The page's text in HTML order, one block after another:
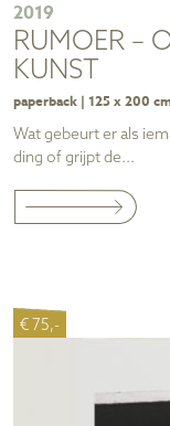
2019
RUMOER –
KUNST
paperback | 125 x 200
Wat gebeurt er als
ding of grijpt de...
€ 75,-